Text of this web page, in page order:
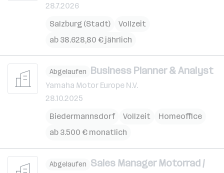
28.7.2026
Salzburg (Stadt)
Vollzeit
ab 38.628,80 € jährlich
Abgelaufen Business Planner & Analyst
Yamaha Motor Europe N.V.
28.10.2025
Biedermannsdorf
Vollzeit
Homeoffice
ab 3.500 € monatlich
Abgelaufen Sales Manager Motorrad /